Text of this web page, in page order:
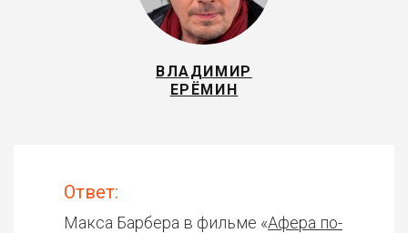
ВЛАДИМИР
ЕРЁМИН
Ответ:
Макса Барбера в фильме «Афера по-